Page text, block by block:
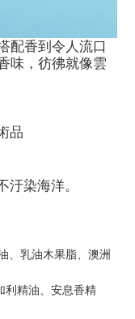
配香到令人流口
味，彷彿就像雲
品
汙染海洋。
、乳油木果脂、澳洲
利精油、安息香精